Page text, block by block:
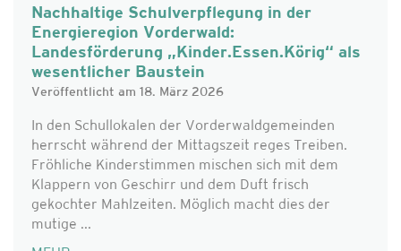
Nachhaltige Schulverpflegung in der
Energieregion Vorderwald:
Landesförderung „Kinder.Essen.Körig“ als
wesentlicher Baustein
Veröffentlicht am 18. März 2026
In den Schullokalen der Vorderwaldgemeinden
herrscht während der Mittagszeit reges Treiben.
Fröhliche Kinderstimmen mischen sich mit dem
Klappern von Geschirr und dem Duft frisch
gekochter Mahlzeiten. Möglich macht dies der
mutige ...